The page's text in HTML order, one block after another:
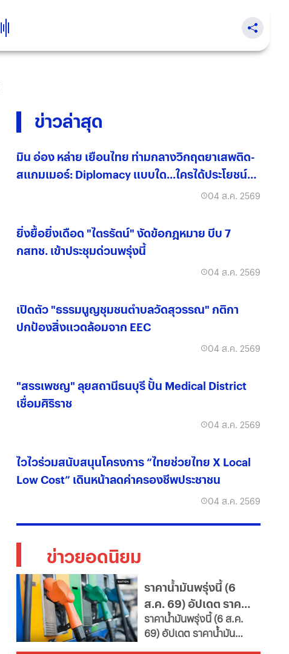
ข่าวล่าสุด
มิน อ่อง หล่าย เยือนไทย ท่ามกลางวิกฤตยาเสพติด-
สแกมเมอร์: Diplomacy แบบใด...ใครได้ประโยชน์
04 ส.ค. 2569
ยิ่งยื้อยิ่งเดือด "ไตรรัตน์" งัดข้อกฎหมาย บีบ 7
กสทช. เข้าประชุมด่วนพรุ่งนี้
04 ส.ค. 2569
เปิดตัว "ธรรมนูญชุมชนตำบลวัดสุวรรณ" กติกา
ปกป้องสิ่งแวดล้อมจาก EEC
04 ส.ค. 2569
"สรรเพชญ" ลุยสถานีธนบุรี ปั้น Medical District
เชื่อมศิริราช
04 ส.ค. 2569
ไวไวร่วมสนับสนุนโครงการ “ไทยช่วยไทย X Local
Low Cost” เดินหน้าลดค่าครองชีพประชาชน
04 ส.ค. 2569
ข่าวยอดนิยม
ราคาน้ำมันพรุ่งนี้ (6
ส.ค. 69) อัปเดต ราคา
น้ำมันล่าสุด จากปั๊ม
ใหญ่
ราคาน้ำมันพรุ่งนี้ (6 ส.ค.
69) อัปเดต ราคาน้ำมัน